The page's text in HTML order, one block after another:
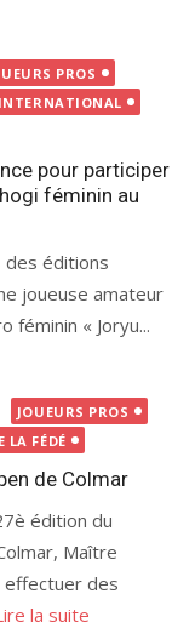
PROS
pour participer
féminin au
des éditions
joueuse amateur
féminin « Joryu...
JOUEURS PROS
LA FÉDÉ
de Colmar
édition du
Maître
effectuer des
la suite